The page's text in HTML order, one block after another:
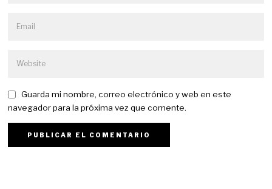
Guarda mi nombre, correo electrónico y web en este
navegador para la próxima vez que comente.